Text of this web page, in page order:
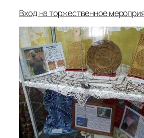
Вход на торжественное